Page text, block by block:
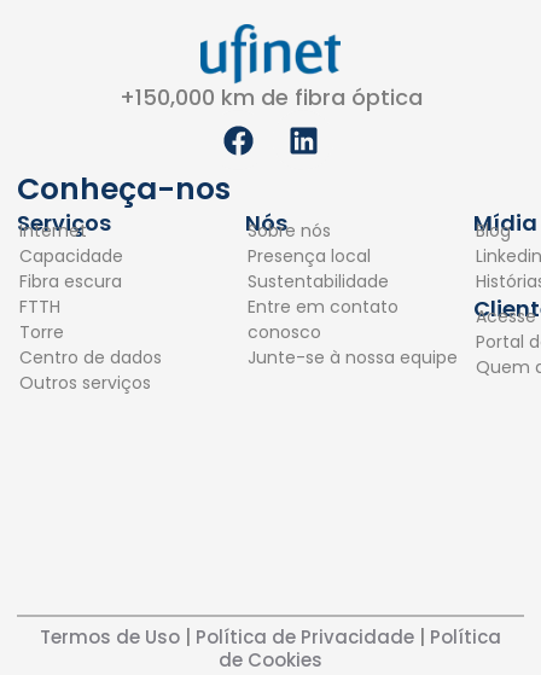
+150,000 km de fibra óptica
F
a
e
b
o
o
k
L
i
k
e
d
i
n
Conheça-nos
Serviços
Internet
Capacidade
Fibra escura
FTTH
Torre
Centro de dados
Outros serviços
Nós
Sobre nós
Presença local
Sustentabilidade
Entre em contato
conosco
Junte-se à nossa equipe
Mídia
Blog
Linkedin
Acesse
Portal
Quem
Termos de Uso Política de Privacidade
Política
de Cookies